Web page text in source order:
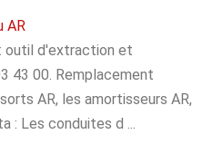
AR
: outil d'extraction et
43 00. Remplacement
AR, les amortisseurs AR,
: Les conduites d ...